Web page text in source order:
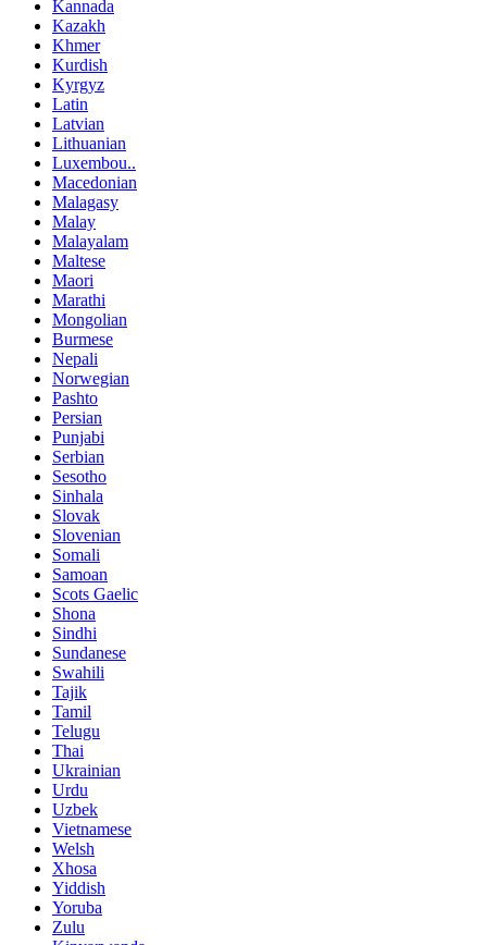
Kannada
Kazakh
Khmer
Kurdish
Kyrgyz
Latin
Latvian
Lithuanian
Luxembou..
Macedonian
Malagasy
Malay
Malayalam
Maltese
Maori
Marathi
Mongolian
Burmese
Nepali
Norwegian
Pashto
Persian
Punjabi
Serbian
Sesotho
Sinhala
Slovak
Slovenian
Somali
Samoan
Scots Gaelic
Shona
Sindhi
Sundanese
Swahili
Tajik
Tamil
Telugu
Thai
Ukrainian
Urdu
Uzbek
Vietnamese
Welsh
Xhosa
Yiddish
Yoruba
Zulu